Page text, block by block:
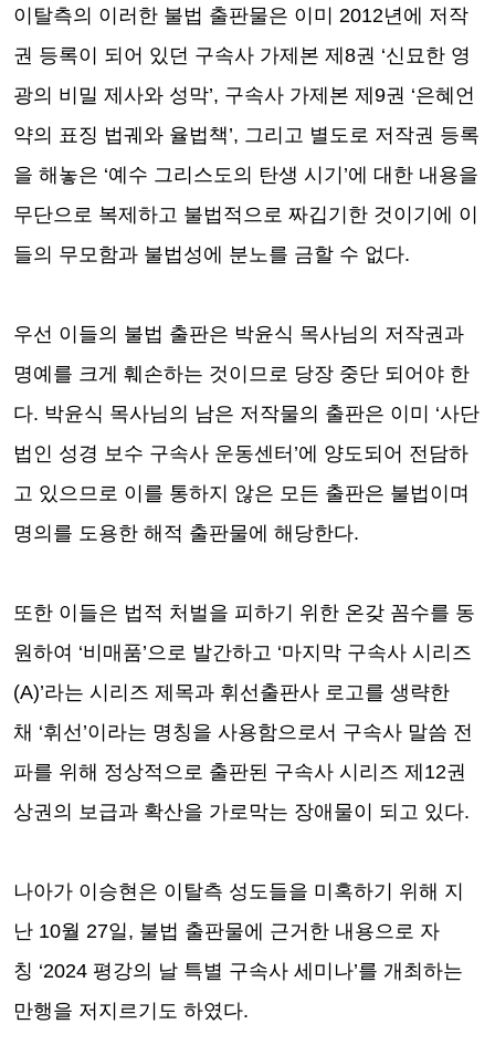
이탈측의 이러한 불법 출판물은 이미 2012년에 저작
권 등록이 되어 있던 구속사 가제본 제 8권 ‘신묘한 영
광의 비밀 제사와 성막’, 구속사 가제본 제 9권 ‘은혜언
약의 표징 법궤와 율법책’, 그리고 별도로 저작권 등록
을 해놓은 ‘예수 그리스도의 탄생 시기 ’에 대한 내용을
무단으로 복제하고 불법적으로 짜깁기한 것이기에 이
들의 무모함과 불법성에 분노를 금할 수 없다.
우선 이들의 불법 출판은 박윤식 목사님의 저작권과
명예를 크게 훼손하는 것이므로 당장 중단 되어야 한
다. 박윤식 목사님의 남은 저작물의 출판은 이미 ‘사단
법인 성경 보수 구속사 운동센터 ’에 양도되어 전담하
고 있으므로 이를 통하지 않은 모든 출판은 불법이며
명의를 도용한 해적 출판물에 해당한다.
또한 이들은 법적 처벌을 피하기 위한 온갖 꼼수를 동
원하여 ‘비매품’으로 발간하고 ‘마지막 구속사 시리즈
(A)’라는 시리즈 제목과 휘선출판사 로고를 생략한
채 ‘휘선’이라는 명칭을 사용함으로서 구속사 말씀 전
파를 위해 정상적으로 출판된 구속사 시리즈 제 12권
상권의 보급과 확산을 가로막는 장애물이 되고 있다.
나아가 이승현은 이탈측 성도들을 미혹하기 위해 지
난 10월 27일, 불법 출판물에 근거한 내용으로 자
칭 ‘2024 평강의 날 특별 구속사 세미나’를 개최하는
만행을 저지르기도 하였다.